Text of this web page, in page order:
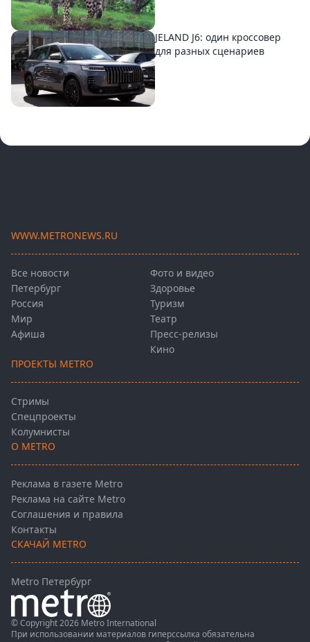
JELAND J6: один кроссовер
для разных сценариев
WWW.METRONEWS.RU
Все новости
Петербург
Россия
Мир
Афиша
Фото и видео
Здоровье
Туризм
Театр
Пресс-релизы
Кино
ПРОЕКТЫ METRO
Стримы
Спецпроекты
Колумнисты
О METRO
Реклама в газете Metro
Реклама на сайте Metro
Соглашения и правила
Контакты
СКАЧАЙ METRO
Metro Петербург
© Copyright 2026 Metro International
При использовании материалов гиперссылка обязательна